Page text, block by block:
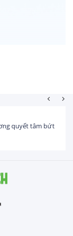
Tổng vốn